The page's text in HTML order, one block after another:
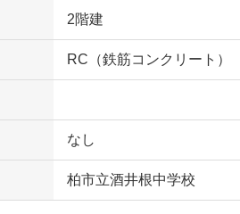
2階建
RC（鉄筋コンクリート）
なし
柏市立酒井根中学校